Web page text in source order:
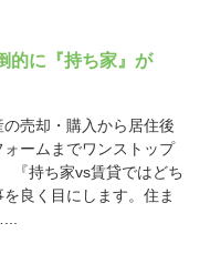
的に『持ち家』が
売却・購入から居住後
ームまでワンストップ
『持ち家vs賃貸ではどち
良く目にします。住ま